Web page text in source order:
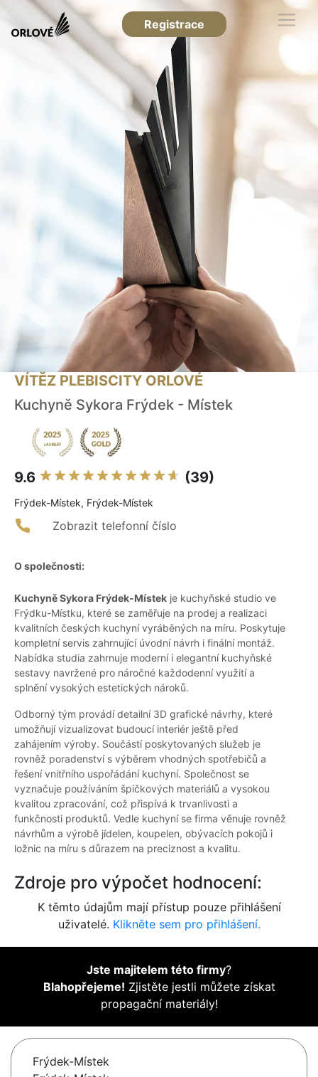
Registrace
VÍTĚZ PLEBISCITY ORLOVÉ
Kuchyně Sykora Frýdek - Místek
9.6 (39)
Frýdek-Místek, Frýdek-Místek
Zobrazit telefonní číslo
O společnosti:
Kuchyně Sykora Frýdek-Místek je kuchyňské studio ve
Frýdku-Místku, které se zaměřuje na prodej a realizaci
kvalitních českých kuchyní vyráběných na míru. Poskytuje
kompletní servis zahrnující úvodní návrh i finální montáž.
Nabídka studia zahrnuje moderní i elegantní kuchyňské
sestavy navržené pro náročné každodenní využití a
splnění vysokých estetických nároků.
Odborný tým provádí detailní 3D grafické návrhy, které
umožňují vizualizovat budoucí interiér ještě před
zahájením výroby. Součástí poskytovaných služeb je
rovněž poradenství s výběrem vhodných spotřebičů a
řešení vnitřního uspořádání kuchyní. Společnost se
vyznačuje používáním špičkových materiálů a vysokou
kvalitou zpracování, což přispívá k trvanlivosti a
funkčnosti produktů. Vedle kuchyní se firma věnuje rovněž
návrhům a výrobě jídelen, koupelen, obývacích pokojů i
ložnic na míru s důrazem na preciznost a kvalitu.
Zdroje pro výpočet hodnocení:
K těmto údajům mají přístup pouze přihlášení
uživatelé. Klikněte sem pro přihlášení.
Jste majitelem této firmy?
Blahopřejeme! Zjistěte jestli můžete získat
propagační materiály!
Frýdek-Místek